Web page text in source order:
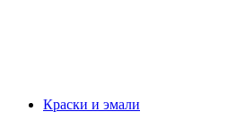
Краски и эмали